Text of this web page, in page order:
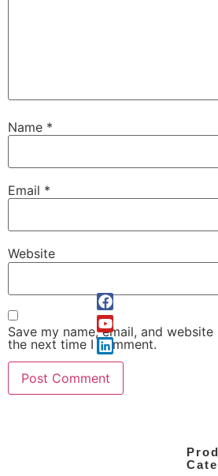
Name *
Email *
Website
Save my name, email, and
the next time I comment.